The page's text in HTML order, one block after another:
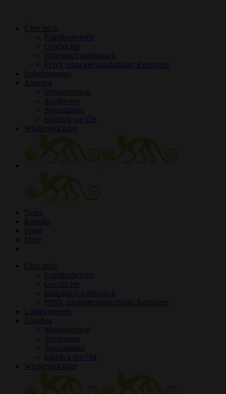
Über mich
Familienbetrieb
Geschichte
Biologisch kulinarisch
PIWI: pilzwiderstandsfähige Rebsorten
Lohnbrennerei
Angebot
Weinsortiment
Spirituosen
Spezialitäten
Einblick vor Ort
Wiederverkäufer
News
Kontakt
Fotos
Shop
Über mich
Familienbetrieb
Geschichte
Biologisch kulinarisch
PIWI: pilzwiderstandsfähige Rebsorten
Lohnbrennerei
Angebot
Weinsortiment
Spirituosen
Spezialitäten
Einblick vor Ort
Wiederverkäufer